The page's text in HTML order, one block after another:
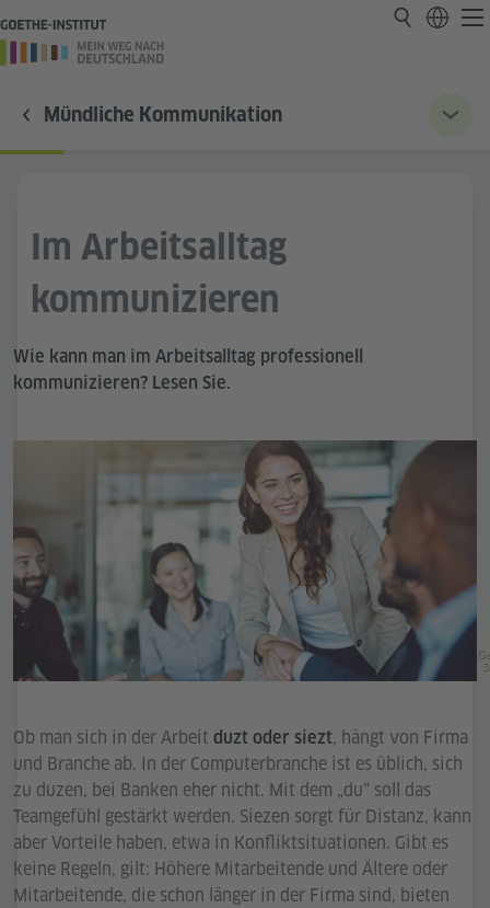
Mündliche Kommunikation
Im Arbeitsalltag
kommunizieren
Wie kann man im Arbeitsalltag professionell
kommunizieren? Lesen Sie.
Ob man sich in der Arbeit duzt oder siezt, hängt von Firma
und Branche ab. In der Computerbranche ist es üblich, sich
zu duzen, bei Banken eher nicht. Mit dem „du“ soll das
Teamgefühl gestärkt werden. Siezen sorgt für Distanz, kann
aber Vorteile haben, etwa in Konfliktsituationen. Gibt es
keine Regeln, gilt: Höhere Mitarbeitende und Ältere oder
Mitarbeitende, die schon länger in der Firma sind, bieten